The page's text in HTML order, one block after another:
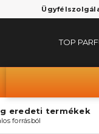
TOP
eredeti termékek
forrásból